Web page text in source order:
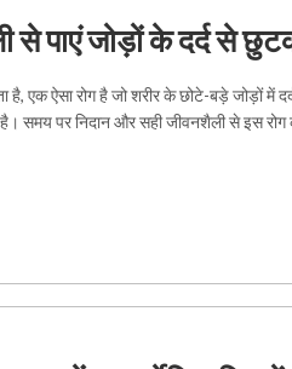
पाएं जोड़ों के दर्द से
है, एक ऐसा रोग है जो शरीर के छोटे-बड़े जोड़ों
समय पर निदान और सही जीवनशैली से इस रोग